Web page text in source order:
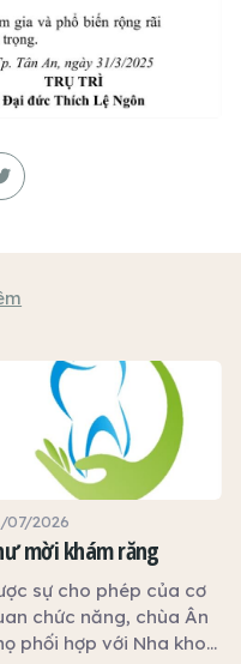
07/2026
mời khám răng
sự cho phép của cơ
chức năng, chùa Ân
phối hợp với Nha khoa